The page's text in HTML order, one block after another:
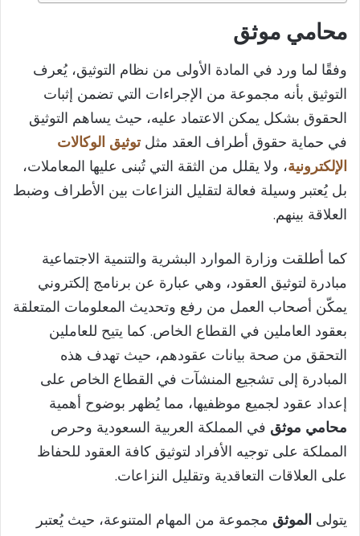
محامي موثق
وفقًا لما ورد في المادة الأولى من نظام التوثيق، يُعرف
التوثيق بأنه مجموعة من الإجراءات التي تضمن إثبات
الحقوق بشكل يمكن الاعتماد عليه، حيث يساهم التوثيق
في حماية حقوق أطراف العقد مثلتوثيق الوكالات
الإلكترونية، ولا يقلل من الثقة التي تُبنى عليها المعاملات،
بل يُعتبر وسيلة فعالة لتقليل النزاعات بين الأطراف وضبط
العلاقة بينهم.
كما أطلقت وزارة الموارد البشرية والتنمية الاجتماعية
مبادرة لتوثيق العقود، وهي عبارة عن برنامج إلكتروني
يمكّن أصحاب العمل من رفع وتحديث المعلومات المتعلقة
بعقود العاملين في القطاع الخاص. كما يتيح للعاملين
التحقق من صحة بيانات عقودهم، حيث تهدف هذه
المبادرة إلى تشجيع المنشآت في القطاع الخاص على
إعداد عقود لجميع موظفيها، مما يُظهر بوضوح أهمية
محامي موثق في المملكة العربية السعودية وحرص
المملكة على توجيه الأفراد لتوثيق كافة العقود للحفاظ
على العلاقات التعاقدية وتقليل النزاعات.
يتولى الموثق مجموعة من المهام المتنوعة، حيث يُعتبر